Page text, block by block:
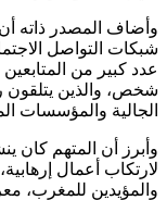
وأضاف المصدر ذاته
شبكات التواصل
شخص، والذين يتلقون
الجالية والمؤسسات
وأبرز أن المتهم كان
لارتكاب أعمال
والمؤيدين للمغرب،